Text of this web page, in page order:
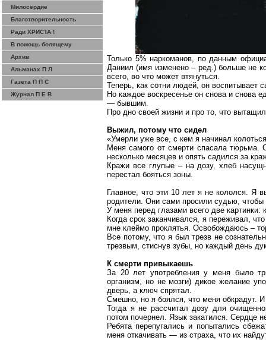
Милосердие
Благотворительность
Ради ХРИСТА !
В помощь болящему
Архив
Альманах П Л
Газета П П С
Журнал П Е В
Только 5% наркоманов, по данным
Даниил (имя изменено – ред.) больше не
всего, во что может втянуться.
Теперь, как сотни людей, он воспитывает
Но каждое воскресенье он снова и снова
— бывшим.
Про дно своей жизни и про то, что
Выжил, потому что сидел
«Умерли уже все, с кем я начинал
Меня самого от смерти спасала
несколько месяцев и опять садился за
Кражи все глупые – на дозу, хлеб
перестал бояться зоны.
Главное, что эти 10 лет я не кололся. Я
родители. Они сами просили судью,
У меня перед глазами всего две
Когда срок заканчивался, я переживал,
мне клеймо проклятья. Освобождаюсь –
Все потому, что я был трезв не
трезвым, стиснув зубы, но каждый день
К смерти привыкаешь
За 20 лет употребления у меня было
организм, но не мозги) дикое желание
дверь, а ключ спрятал.
Смешно, но я боялся, что меня обкрадут.
Тогда я не рассчитал дозу для
потом почернел. Язык закатился. Сердце
Ребята перепугались и попытались
меня откачивать — из страха, что их